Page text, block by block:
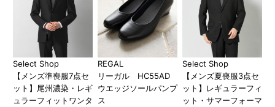
Select Shop
【メンズ準喪服7点セ
ット】尾州濃染・レギ
ュラーフィットワンタ
REGAL
リーガル HC55AD
ウエッジソールパンプ
ス
Select Shop
【メンズ夏喪服3点セ
ット】レギュラーフィ
ット・サマーフォーマ